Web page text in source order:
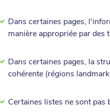
Dans certaines pages,
manière appropriée par des
Dans certaines pages, la
cohérente (régions
Certaines listes ne sont pas